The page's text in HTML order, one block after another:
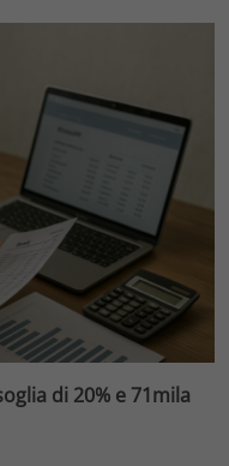
di 20% e 71mila